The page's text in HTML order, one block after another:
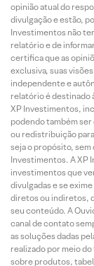
opinião atual do
divulgação e estão,
Investimentos não
relatório e de
certifica que as
exclusiva, suas
independente e
relatório é destinado
XP Investimentos,
podendo também ser
ou redistribuição
seja o propósito,
Investimentos. A XP
investimentos que
divulgadas e se
diretos ou indiretos,
seu conteúdo. A
canal de contato
as soluções dadas
realizado por meio
sobre produtos,